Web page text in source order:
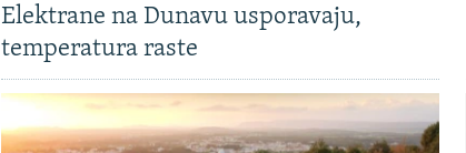
Elektrane na Dunavu usporavaju,
temperatura raste